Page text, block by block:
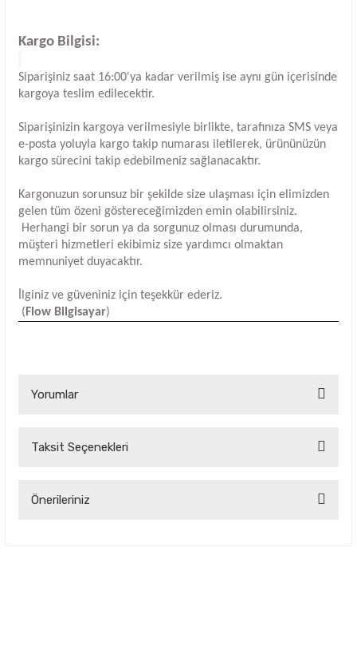
Kargo Bilgisi:
Siparişiniz saat 16:00'ya kadar verilmiş ise aynı gün içerisinde
kargoya teslim edilecektir.
Siparişinizin kargoya verilmesiyle birlikte, tarafınıza SMS veya
e-posta yoluyla kargo takip numarası iletilerek, ürününüzün
kargo sürecini takip edebilmeniz sağlanacaktır.
Kargonuzun sorunsuz bir şekilde size ulaşması için elimizden
gelen tüm özeni göstereceğimizden emin olabilirsiniz.
Herhangi bir sorun ya da sorgunuz olması durumunda,
müşteri hizmetleri ekibimiz size yardımcı olmaktan
memnuniyet duyacaktır.
İlginiz ve güveniniz için teşekkür ederiz.
( Flow Bilgisayar)
Yorumlar
Bu ürüne ilk yorumu siz yapın!
Taksit Seçenekleri
Önerileriniz